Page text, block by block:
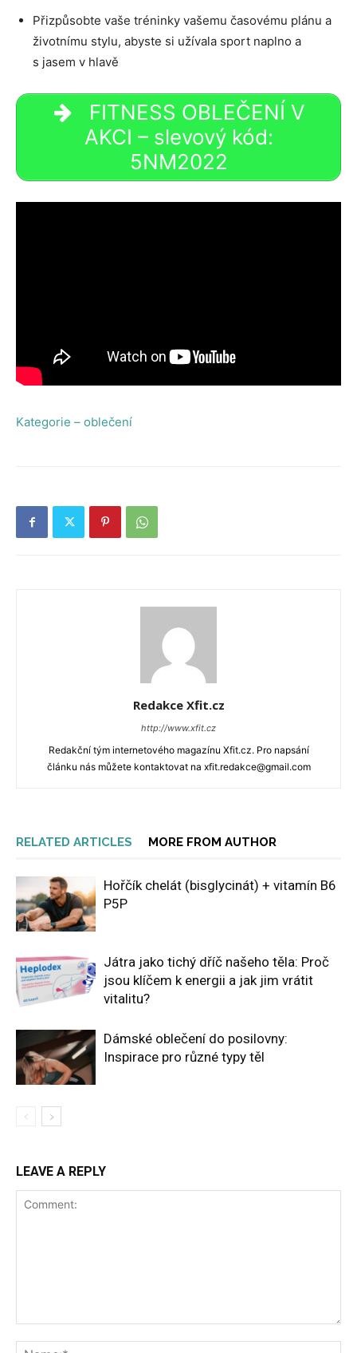
Přizpůsobte vaše tréninky vašemu časovému plánu a
životnímu stylu, abyste si užívala sport naplno a
s jasem v hlavě
FITNESS OBLEČENÍ V
AKCI – slevový kód:
5NM2022
Kategorie – oblečení
Redakce Xfit.cz
http://www.xfit.cz
Redakční tým internetového magazínu Xfit.cz. Pro napsání
článku nás můžete kontaktovat na xfit.redakce@gmail.com
RELATED ARTICLES MORE FROM AUTHOR
Hořčík chelát (bisglycinát) + vitamín B6
P5P
Játra jako tichý dříč našeho těla: Proč
jsou klíčem k energii a jak jim vrátit
vitalitu?
Dámské oblečení do posilovny:
Inspirace pro různé typy těl
LEAVE A REPLY